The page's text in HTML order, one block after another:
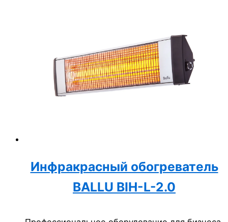
Инфракрасный обогреватель
BALLU BIH-L-2.0